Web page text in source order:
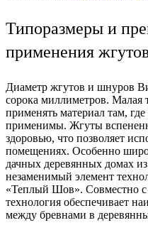
Типоразмеры и
применения
Диаметр жгутов и шнуров
сорока миллиметров. Малая
применять материал там,
применимы. Жгуты
здоровью, что позволяет
помещениях. Особенно
дачных деревянных домах
незаменимый элемент
«Теплый Шов». Совместно с
технология обеспечивает
между бревнами в